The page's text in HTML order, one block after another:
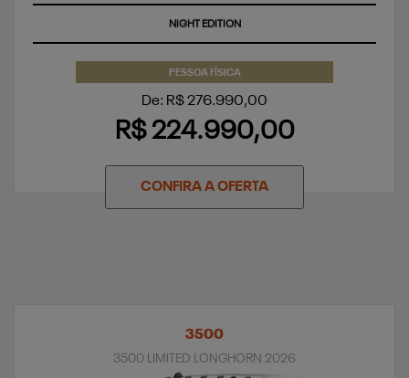
APROVEITE
PESSOA FÍSICA
De: R$ 276.990,00
R$ 224.990,00
CONFIRA A OFERTA
3500
3500 LIMITED LONGHORN 2026